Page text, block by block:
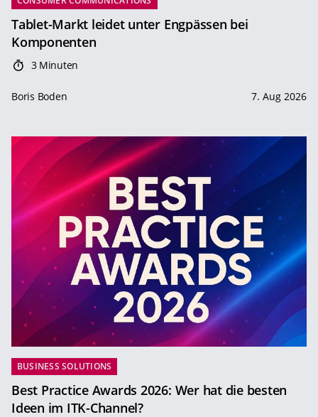
Tablet-Markt leidet unter Engpässen bei
Komponenten
3 Minuten
Boris Boden 7. Aug 2026
BUSINESS SOLUTIONS
Best Practice Awards 2026: Wer hat die besten
Ideen im ITK-Channel?